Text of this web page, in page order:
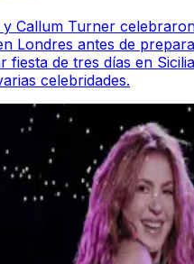
y Callum Turner
Londres antes de
fiesta de tres días en
celebridades.